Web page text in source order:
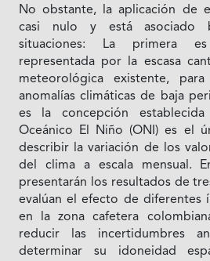
No obstante, la aplicación de
casi nulo y está asociado
situaciones: La primera
representada por la escasa
meteorológica existente,
anomalías climáticas de baja
es la concepción
Oceánico El Niño (ONI) es el
describir la variación de los
del clima a escala mensual.
presentarán los resultados de
evalúan el efecto de diferentes
en la zona cafetera
reducir las incertidumbres
determinar su idoneidad